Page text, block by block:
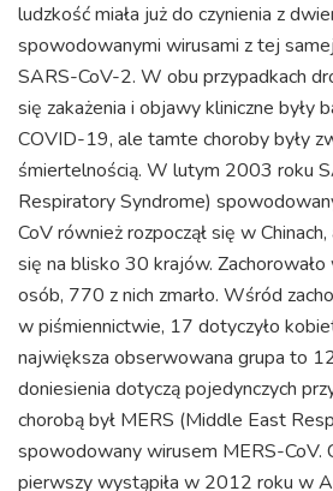
ludzkość miała już do czynienia z
spowodowanymi wirusami z tej
SARS-CoV-2. W obu przypadkach
się zakażenia i objawy kliniczne były
COVID-19, ale tamte choroby były
śmiertelnością. W lutym 2003 roku
Respiratory Syndrome)
CoV również rozpoczął się w
się na blisko 30 krajów.
osób, 770 z nich zmarło. Wśród
w piśmiennictwie, 17 dotyczyło
największa obserwowana grupa to
doniesienia dotyczą pojedynczych
chorobą był MERS (Middle East
spowodowany wirusem MERS-CoV.
pierwszy wystąpiła w 2012 roku w